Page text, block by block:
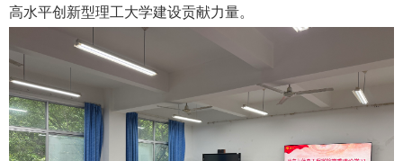
高水平创新型理工大学建设贡献力量。